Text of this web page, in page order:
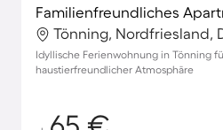
Tönning, Nordfriesland,
Idyllische Ferienwohnung in Tönning
haustierfreundlicher Atmosphäre